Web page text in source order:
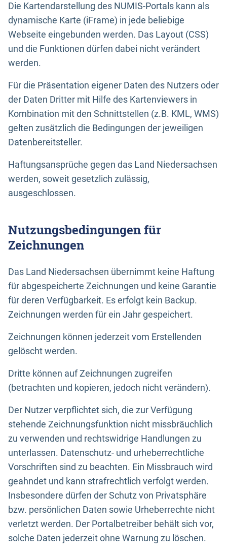
Die Kartendarstellung des NUMIS-Portals kann als
dynamische Karte (iFrame) in jede beliebige
Webseite eingebunden werden. Das Layout (CSS)
und die Funktionen dürfen dabei nicht verändert
werden.
Für die Präsentation eigener Daten des Nutzers oder
der Daten Dritter mit Hilfe des Kartenviewers in
Kombination mit den Schnittstellen (z.B. KML, WMS)
gelten zusätzlich die Bedingungen der jeweiligen
Datenbereitsteller.
Haftungsansprüche gegen das Land Niedersachsen
werden, soweit gesetzlich zulässig,
ausgeschlossen.
Nutzungsbedingungen für
Zeichnungen
Das Land Niedersachsen übernimmt keine Haftung
für abgespeicherte Zeichnungen und keine Garantie
für deren Verfügbarkeit. Es erfolgt kein Backup.
Zeichnungen werden für ein Jahr gespeichert.
Zeichnungen können jederzeit vom Erstellenden
gelöscht werden.
Dritte können auf Zeichnungen zugreifen
(betrachten und kopieren, jedoch nicht verändern).
Der Nutzer verpflichtet sich, die zur Verfügung
stehende Zeichnungsfunktion nicht missbräuchlich
zu verwenden und rechtswidrige Handlungen zu
unterlassen. Datenschutz- und urheberrechtliche
Vorschriften sind zu beachten. Ein Missbrauch wird
geahndet und kann strafrechtlich verfolgt werden.
Insbesondere dürfen der Schutz von Privatsphäre
bzw. persönlichen Daten sowie Urheberrechte nicht
verletzt werden. Der Portalbetreiber behält sich vor,
solche Daten jederzeit ohne Warnung zu löschen.